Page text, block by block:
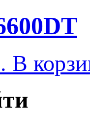
В